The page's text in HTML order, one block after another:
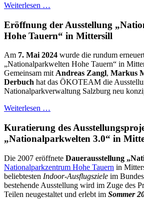
Weiterlesen …
Eröffnung der Ausstellung
Hohe Tauern“ in Mittersill
Am 7. Mai 2024 wurde die rundum
„Nationalparkwelten Hohe Tauern“ in
Gemeinsam mit Andreas Zangl, Markus
Derbuch hat das ÖKOTEAM die
Nationalparkverwaltung Salzburg neu
Weiterlesen …
Kuratierung des
„Nationalparkwelten 3.0“ in
Die 2007 eröffnete Dauerausstellung
Nationalparkzentrum Hohe Tauern in
beliebtesten Indoor-Ausflugsziele im
bestehende Ausstellung wird im Zuge des
Teilen neugestaltet und erlebt im Sommer